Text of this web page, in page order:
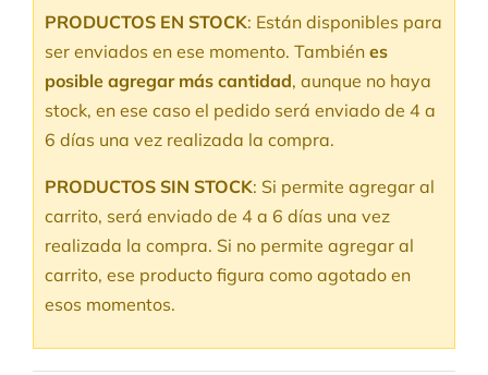
PRODUCTOS EN STOCK: Están disponibles para
ser enviados en ese momento. También es
posible agregar más cantidad, aunque no haya
stock, en ese caso el pedido será enviado de 4 a
6 días una vez realizada la compra.
PRODUCTOS SIN STOCK: Si permite agregar al
carrito, será enviado de 4 a 6 días una vez
realizada la compra. Si no permite agregar al
carrito, ese producto figura como agotado en
esos momentos.